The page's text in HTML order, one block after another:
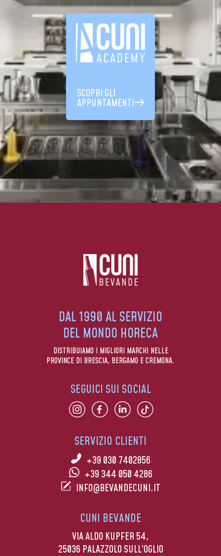
SCOPRI GLI
APPUNTAMENTI
DAL 1990 AL SERVIZIO
DEL MONDO HORECA
DISTRIBUIAMO I MIGLIORI MARCHI NELLE
PROVINCE DI BRESCIA, BERGAMO E CREMONA.
SERVIZIO CLIENTI
+39 030 7402856
+39 344 050 4286
INFO@BEVANDECUNI.IT
CUNI BEVANDE
VIA ALDO KUPFER 54,
25036 PALAZZOLO SULL’OGLIO
SEGUICI SUI SOCIAL